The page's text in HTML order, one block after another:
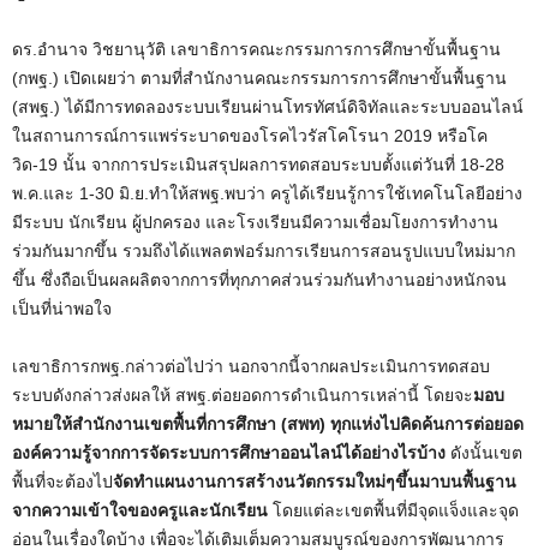
ดร.อำนาจ วิชยานุวัติ เลขาธิการคณะกรรมการการศึกษาขั้นพื้นฐาน
(กพฐ.) เปิดเผยว่า ตามที่สำนักงานคณะกรรมการการศึกษาขั้นพื้นฐาน
(สพฐ.) ได้มีการทดลองระบบเรียนผ่านโทรทัศน์ดิจิทัลและระบบออนไลน์
ในสถานการณ์การแพร่ระบาดของโรคไวรัสโคโรนา 2019 หรือโค
วิด-19 นั้น จากการประเมินสรุปผลการทดสอบระบบตั้งแต่วันที่ 18-28
พ.ค.และ 1-30 มิ.ย.ทำให้สพฐ.พบว่า ครูได้เรียนรู้การใช้เทคโนโลยีอย่าง
มีระบบ นักเรียน ผู้ปกครอง และโรงเรียนมีความเชื่อมโยงการทำงาน
ร่วมกันมากขึ้น รวมถึงได้แพลตฟอร์มการเรียนการสอนรูปแบบใหม่มาก
ขึ้น ซึ่งถือเป็นผลผลิตจากการที่ทุกภาคส่วนร่วมกันทำงานอย่างหนักจน
เป็นที่น่าพอใจ
เลขาธิการกพฐ.กล่าวต่อไปว่า นอกจากนี้จากผลประเมินการทดสอบ
ระบบดังกล่าวส่งผลให้ สพฐ.ต่อยอดการดำเนินการเหล่านี้ โดยจะมอบ
หมายให้สำนักงานเขตพื้นที่การศึกษา (สพท) ทุกแห่งไปคิดค้นการต่อยอด
องค์ความรู้จากการจัดระบบการศึกษาออนไลน์ได้อย่างไรบ้าง ดังนั้นเขต
พื้นที่จะต้องไปจัดทำแผนงานการสร้างนวัตกรรมใหม่ๆขึ้นมาบนพื้นฐาน
จากความเข้าใจของครูและนักเรียน โดยแต่ละเขตพื้นที่มีจุดแจ็งและจุด
อ่อนในเรื่องใดบ้าง เพื่อจะได้เติมเต็มความสมบูรณ์ของการพัฒนาการ